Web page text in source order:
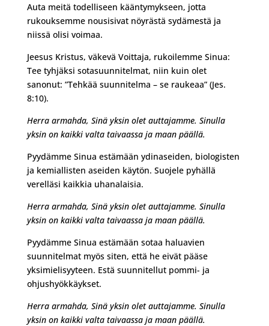
Auta meitä todelliseen kääntymykseen, jotta
rukouksemme nousisivat nöyrästä sydämestä ja
niissä olisi voimaa.
Jeesus Kristus, väkevä Voittaja, rukoilemme Sinua:
Tee tyhjäksi sotasuunnitelmat, niin kuin olet
sanonut: ”Tehkää suunnitelma – se raukeaa” (Jes.
8:10).
Herra armahda, Sinä yksin oletauttajamme. Sinulla
yksin on kaikki valta taivaassa ja maan päällä.
Pyydämme Sinua estämään ydinaseiden, biologisten
ja kemiallisten aseiden käytön. Suojele pyhällä
verelläsi kaikkia uhanalaisia.
Herra armahda, Sinä yksin oletauttajamme. Sinulla
yksin on kaikki valta taivaassa ja maan päällä.
Pyydämme Sinua estämään sotaa haluavien
suunnitelmat myös siten, että he eivät pääse
yksimielisyyteen. Estä suunnitellut pommi- ja
ohjushyökkäykset.
Herra armahda, Sinä yksin oletauttajamme. Sinulla
yksin on kaikki valta taivaassa ja maan päällä.